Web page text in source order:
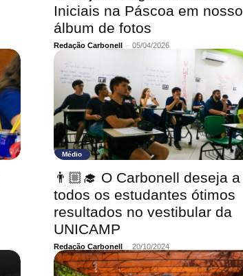
Iniciais na Páscoa em nosso
álbum de fotos
Redação Carbonell - 05/04/2026
Médio
👨🏼‍🎓 O Carbonell deseja a
todos os estudantes ótimos
resultados no vestibular da
UNICAMP
Redação Carbonell - 20/10/2024